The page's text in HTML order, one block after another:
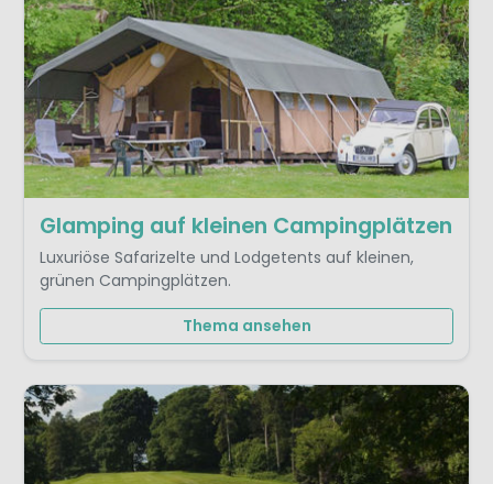
Glamping auf kleinen Campingplätzen
Luxuriöse Safarizelte und Lodgetents auf kleinen,
grünen Campingplätzen.
Thema ansehen